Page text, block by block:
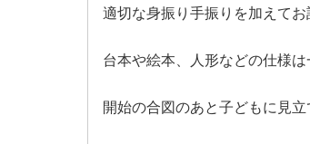
適切な身振り手振りを加えて
台本や絵本、人形などの仕様は
開始の合図のあと子どもに見